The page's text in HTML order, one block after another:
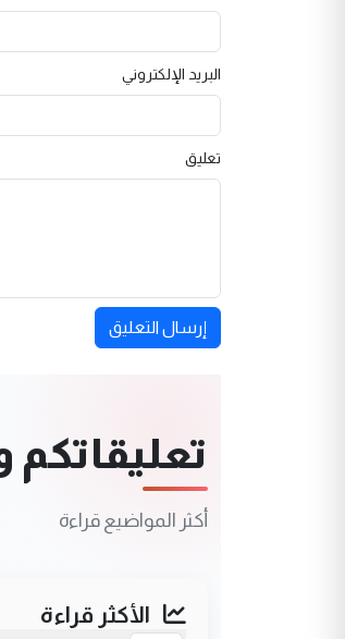
البريد الإلكتروني
تعليق
إرسال التعليق
تعليقاتكم
أكثر المواضيع قراءة
الأكثر قراءة